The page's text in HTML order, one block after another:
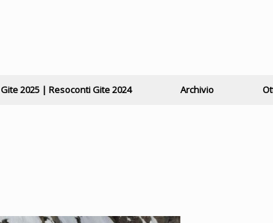
Gite 2025 | Resoconti Gite 2024 Archivio